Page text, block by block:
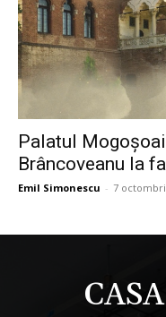
Palatul
Brâncoveanu la
Emil Simonescu - 7